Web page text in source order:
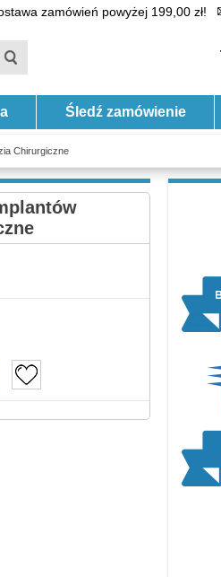
zamówień powyżej 199,00 zł!
Śledź zamówienie
Chirurgiczne